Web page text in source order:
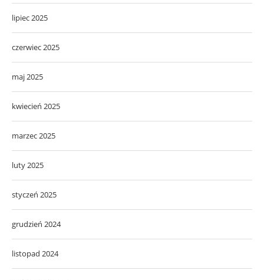
lipiec 2025
czerwiec 2025
maj 2025
kwiecień 2025
marzec 2025
luty 2025
styczeń 2025
grudzień 2024
listopad 2024